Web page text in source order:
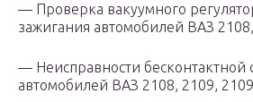
— Проверка вакуумного
зажигания автомобилей ВАЗ
— Неисправности бесконтактной
автомобилей ВАЗ 2108, 2109,